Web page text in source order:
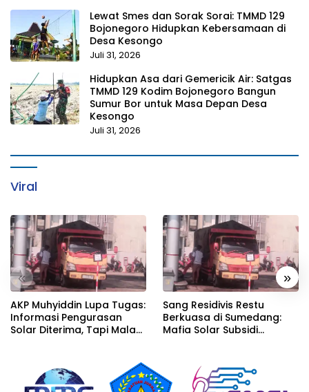
Lewat Smes dan Sorak Sorai: TMMD 129
Bojonegoro Hidupkan Kebersamaan di
Desa Kesongo
Juli 31, 2026
Hidupkan Asa dari Gemericik Air: Satgas
TMMD 129 Kodim Bojonegoro Bangun
Sumur Bor untuk Masa Depan Desa
Kesongo
Juli 31, 2026
Viral
« »
AKP Muhyiddin Lupa Tugas:
Informasi Pengurasan
Solar Diterima, Tapi Malah
Sang Residivis Restu
Berkuasa di Sumedang:
Mafia Solar Subsidi
Bungkam